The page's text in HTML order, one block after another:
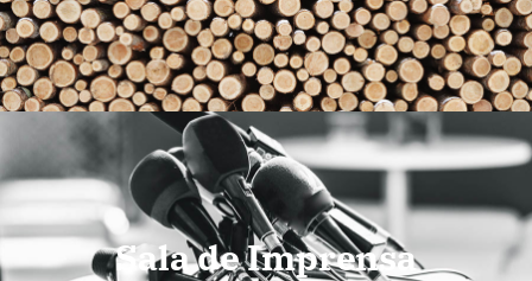
Sala de Imprensa